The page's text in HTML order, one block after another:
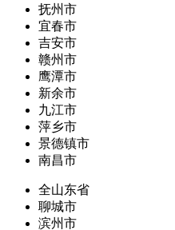
抚州市
宜春市
吉安市
赣州市
鹰潭市
新余市
九江市
萍乡市
景德镇市
南昌市
全山东省
聊城市
滨州市